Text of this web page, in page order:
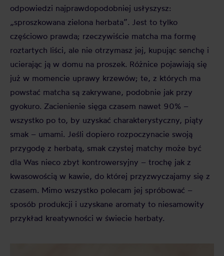
odpowiedzi najprawdopodobniej usłyszysz:
„sproszkowana zielona herbata”. Jest to tylko
częściowo prawda; rzeczywiście matcha ma formę
roztartych liści, ale nie otrzymasz jej, kupując senchę i
ucierając ją w domu na proszek. Różnice pojawiają się
już w momencie uprawy krzewów; te, z których ma
powstać matcha są zakrywane, podobnie jak przy
gyokuro. Zacienienie sięga czasem nawet 90% –
wszystko po to, by uzyskać charakterystyczny, piąty
smak – umami. Jeśli dopiero rozpoczynacie swoją
przygodę z herbatą, smak czystej matchy może być
dla Was nieco zbyt kontrowersyjny – trochę jak z
kwasowością w kawie, do której przyzwyczajamy się z
czasem. Mimo wszystko polecam jej spróbować –
sposób produkcji i uzyskane aromaty to niesamowity
przykład kreatywności w świecie herbaty.